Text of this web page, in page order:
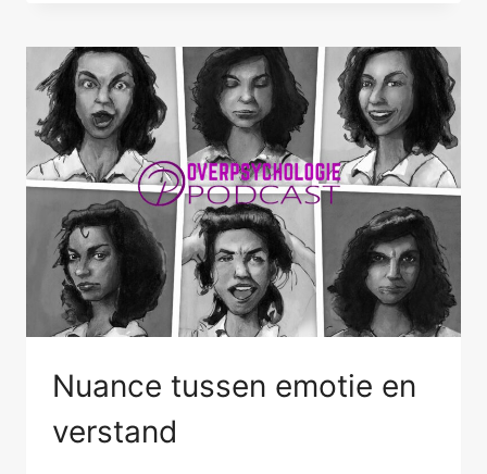
DIALOOG
Nuance tussen emotie en
verstand